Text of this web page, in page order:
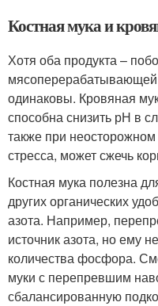
Костная мука и
Хотя оба продукта –
одинаковы. Кровяная
способна снизить рН в
также при
стресса, может сжечь
Костная мука полезна
других органических
азота. Например,
источник азота, но ему
количества фосфора.
муки с перепревшим
сбалансированную